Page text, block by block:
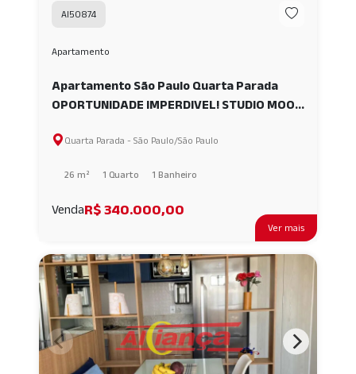
Ver mais
AI50874
Apartamento
Apartamento São Paulo Quarta Parada
OPORTUNIDADE IMPERDIVEL! STUDIO MOOV
PAULO. AI50874
Quarta Parada - São Paulo/São Paulo
26 m² 1 Quarto 1 Banheiro
VendaR$ 340.000,00